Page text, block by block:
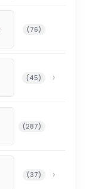
7676 productos
4545 productos
287287 productos
3737 productos